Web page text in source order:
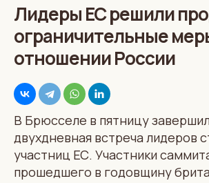
Лидеры ЕС решили
ограничительные
отношении России
В Брюсселе в пятницу
двухдневная встреча лидеров
участниц ЕС. Участники
прошедшего в годовщину